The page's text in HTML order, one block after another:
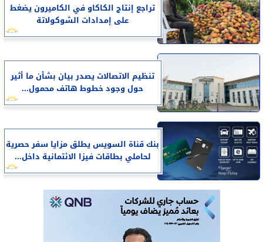
تراجع إنتاج الكاكاو في الكاميرون يضغط
على إمدادات الشوكولاتة
تنظيم الاتصالات يصدر بيان بشأن ما أثير
حول وجود خطوط هاتف محمول...
بنك قناة السويس يطلق مزايا سفر حصرية
لحاملي بطاقات فيزا الائتمانية داخل...